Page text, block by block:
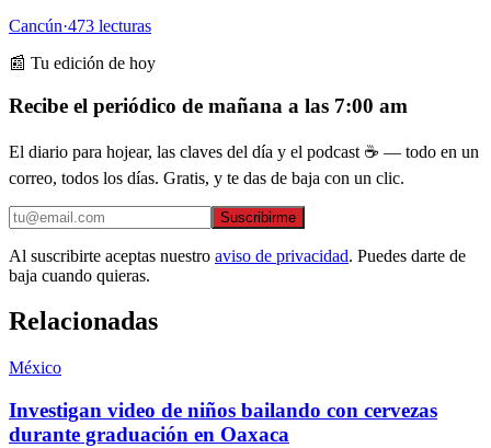
Cancún·473 lecturas
📰 Tu edición de hoy
Recibe el periódico de mañana a las 7:00 am
El diario para hojear, las claves del día y el podcast ☕ — todo en un
correo, todos los días. Gratis, y te das de baja con un clic.
Suscribirme
Al suscribirte aceptas nuestro aviso de privacidad. Puedes darte de
baja cuando quieras.
Relacionadas
México
Investigan video de niños bailando con cervezas
durante graduación en Oaxaca